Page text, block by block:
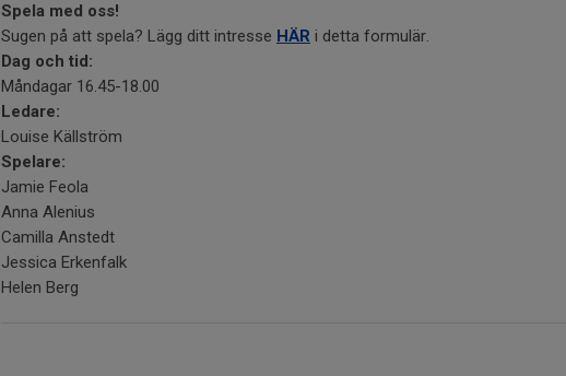
Spela med oss!
Sugen på att spela? Lägg ditt intresse HÄR i detta formulär.
Dag och tid:
Måndagar 16.45-18.00
Ledare:
Louise Källström
Spelare:
Jamie Feola
Anna Alenius
Camilla Anstedt
Jessica Erkenfalk
Helen Berg